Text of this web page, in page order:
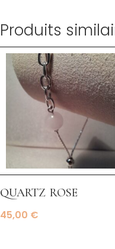
Produits
quartz rose
45,00 €